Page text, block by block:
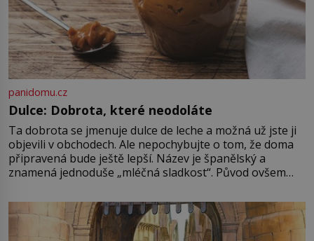
panidomu.cz
Dulce: Dobrota, které neodoláte
Ta dobrota se jmenuje dulce de leche a možná už jste ji
objevili v obchodech. Ale nepochybujte o tom, že doma
připravená bude ještě lepší. Název je španělský a
znamená jednoduše „mléčná sladkost“. Původ ovšem
pře hned několik latinskoamerických zemí a k tomu
Francie, kde se traduje,